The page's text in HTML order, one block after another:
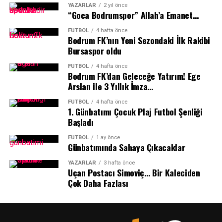
İçmeler Mevkii’nde bulunan Bodrumspor Yelken Şubesi
tesislerinde gerçekleştirilen 20. yıl kutlama programı,
yelken camiasını aynı çatı altında buluşturan anlamlı bir
etkinlikle sona erdi.
edilebileceğini ifade etti.
Bodrum’un eşsiz koylarında rüzgârla buluşacak genç
sporcular, yaz boyunca hem denizin keyfini çıkaracak
hem de yelken sporunun temel eğitimlerini alma fırsatı
yakalayacak.
Kapanış töreni Marmaris’te…
19 Mayıs ruhunu denizde yaşatacak olan filonun
Marmaris’e ulaşmasının ardından, bu tarihi iş birliğinin
ilk yarışının görkemli kapanış ve ödül töreni MIYC ev
sahipliğinde gerçekleştirilecek.
Dört kulüp, tek rota, büyük destek
YAZARLAR 2 yıl önce
“Goca Bodrumspor” Allah’a Emanet…
FUTBOL 4 hafta önce
Bodrum FK’nın Yeni Sezondaki İlk Rakibi
Bursaspor oldu
FUTBOL 4 hafta önce
Bodrum FK’dan Geleceğe Yatırım! Ege
Arslan ile 3 Yıllık İmza…
FUTBOL 4 hafta önce
1.⁠ ⁠Günbatımı Çocuk Plaj Futbol Şenliği
Başladı
FUTBOL 1 ay önce
Günbatımında Sahaya Çıkacaklar
YAZARLAR 3 hafta önce
Uçan Postacı Simoviç… Bir Kaleciden
Çok Daha Fazlası